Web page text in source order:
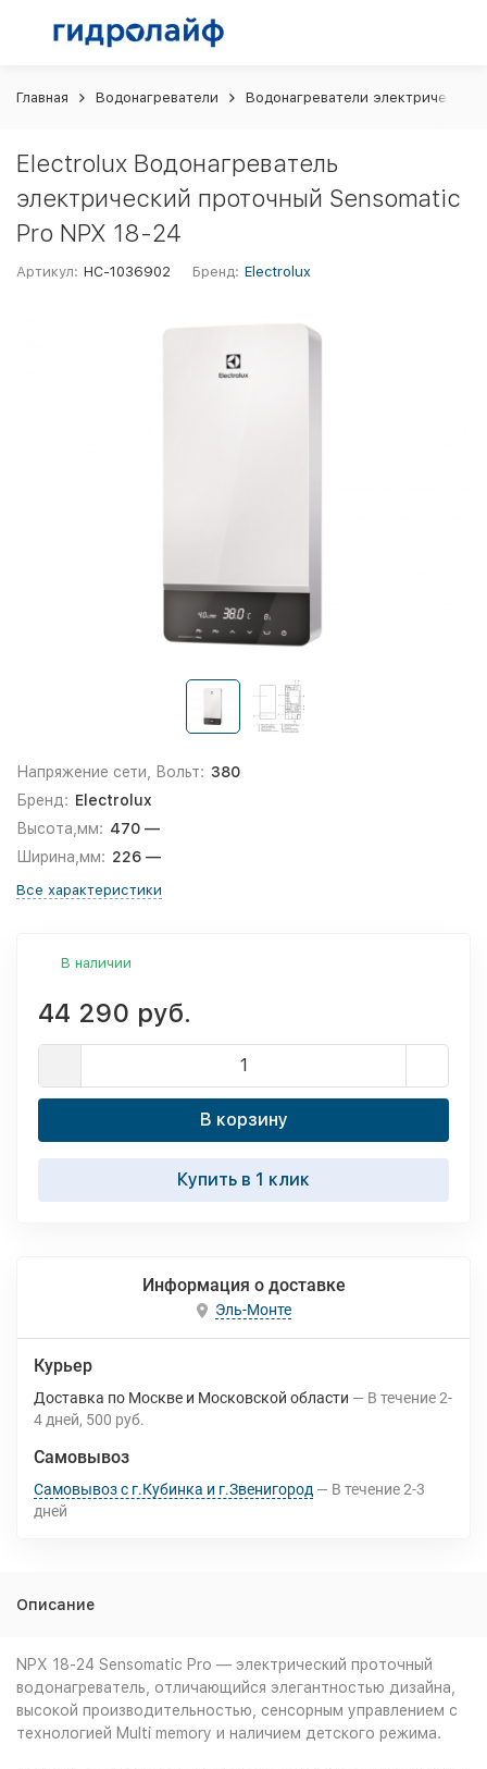
Главная Водонагреватели Водонагреватели электрические
Electrolux Водонагреватель
электрический проточный Sensomatic
Pro NPX 18-24
Артикул: НС-1036902 Бренд: Electrolux
Напряжение сети, Вольт: 380
Бренд: Electrolux
Высота,мм: 470 —
Ширина,мм: 226 —
Все характеристики
В наличии
44 290 руб.
В корзину
Купить в 1 клик
Информация о доставке
Эль-Монте
Курьер
Доставка по Москве и Московской области В течение2-
4 дней 500 руб.
Самовывоз
Самовывоз с г.Кубинка и г.Звенигород В течение2-3
дней
Описание
NPX 18-24 Sensomatic Pro — электрический проточный
водонагреватель, отличающийся элегантностью дизайна,
высокой производительностью, сенсорным управлением с
технологией Multi memory и наличием детского режима.